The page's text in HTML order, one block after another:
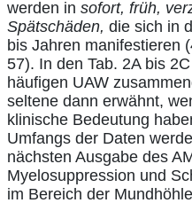
werden in sofort, früh,
Spätschäden, die sich in
bis Jahren manifestieren
57). In den Tab. 2A bis
häufigen UAW
seltene dann erwähnt,
klinische Bedeutung
Umfangs der Daten
nächsten Ausgabe des
Myelosuppression und
im Bereich der